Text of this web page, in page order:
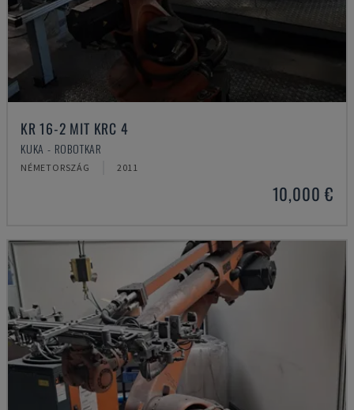
KR 16-2 MIT KRC 4
KUKA - ROBOTKAR
NÉMETORSZÁG 2011
10,000 €